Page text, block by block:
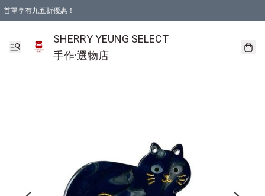
首單享有九五折優惠！
SHERRY YEUNG SELECT
手作·選物店